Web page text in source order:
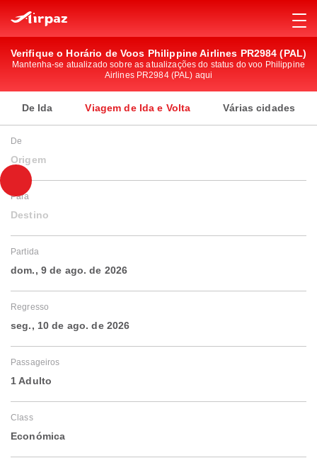
Verifique o Horário de Voos Philippine Airlines PR2984 (PAL)
Mantenha-se atualizado sobre as atualizações do status do voo Philippine
Airlines PR2984 (PAL) aqui
De Ida Viagem de Ida e Volta Várias cidades
De
Origem
Para
Destino
Partida
dom., 9 de ago. de 2026
Regresso
seg., 10 de ago. de 2026
Passageiros
1 Adulto
Class
Económica